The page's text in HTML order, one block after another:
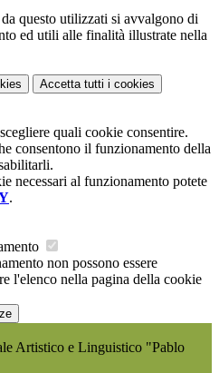
questo utilizzati si avvalgono di
ed utili alle finalità illustrate nella
Accetta tutti i cookies
quali cookie consentire.
consentono il funzionamento della
necessari al funzionamento potete
.
non possono essere
l'elenco nella pagina della cookie
Artistico e Linguistico "Pablo